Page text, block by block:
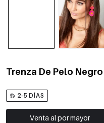
Trenza De Pelo
2-5 DÍAS
Venta al por mayor